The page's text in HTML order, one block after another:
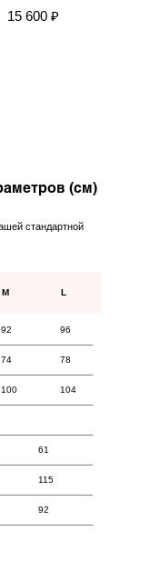
15 600 ₽
(см)
стандартной
92
115
61
100 104
74 78
96
92
M L